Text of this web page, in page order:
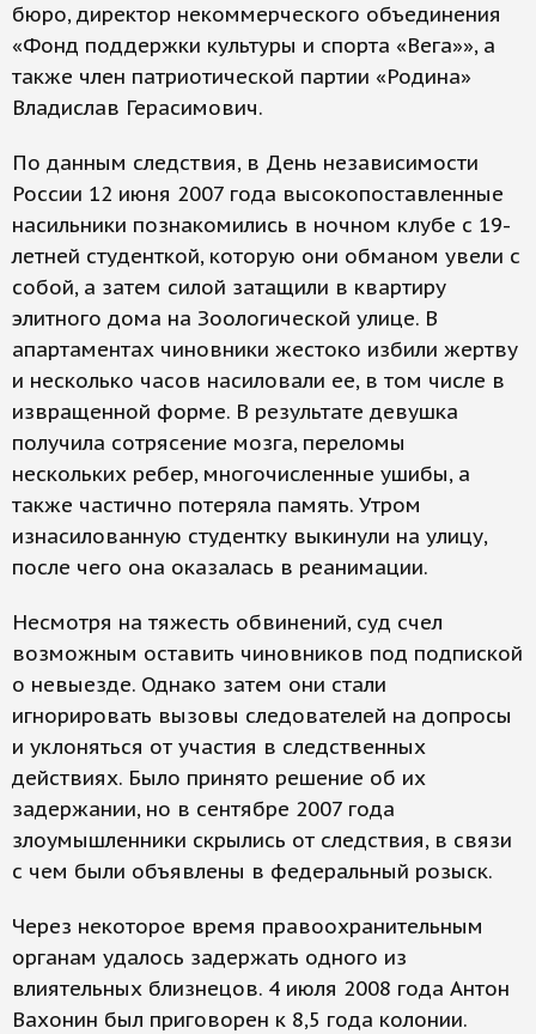
бюро, директор некоммерческого объединения
«Фонд поддержки культуры и спорта «Вега»», а
также член патриотической партии «Родина»
Владислав Герасимович.
По данным следствия, в День независимости
России 12 июня 2007 года высокопоставленные
насильники познакомились в ночном клубе с 19-
летней студенткой, которую они обманом увели с
собой, а затем силой затащили в квартиру
элитного дома на Зоологической улице. В
апартаментах чиновники жестоко избили жертву
и несколько часов насиловали ее, в том числе в
извращенной форме. В результате девушка
получила сотрясение мозга, переломы
нескольких ребер, многочисленные ушибы, а
также частично потеряла память. Утром
изнасилованную студентку выкинули на улицу,
после чего она оказалась в реанимации.
Несмотря на тяжесть обвинений, суд счел
возможным оставить чиновников под подпиской
о невыезде. Однако затем они стали
игнорировать вызовы следователей на допросы
и уклоняться от участия в следственных
действиях. Было принято решение об их
задержании, но в сентябре 2007 года
злоумышленники скрылись от следствия, в связи
с чем были объявлены в федеральный розыск.
Через некоторое время правоохранительным
органам удалось задержать одного из
влиятельных близнецов. 4 июля 2008 года Антон
Вахонин был приговорен к 8,5 года колонии.